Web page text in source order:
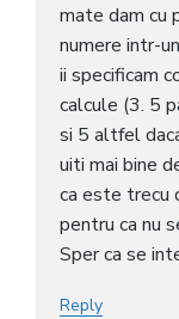
mate dam cu
numere intr-
ii specificam
calcule (3. 5
si 5 altfel
uiti mai bine
ca este trecu
pentru ca nu
Sper ca se
Reply